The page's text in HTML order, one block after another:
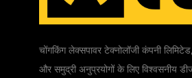
चोंगकिंग लेक्सपावर टेक्नोलॉजी कंपनी
और समुद्री अनुप्रयोगों के लिए विश्वसनीय